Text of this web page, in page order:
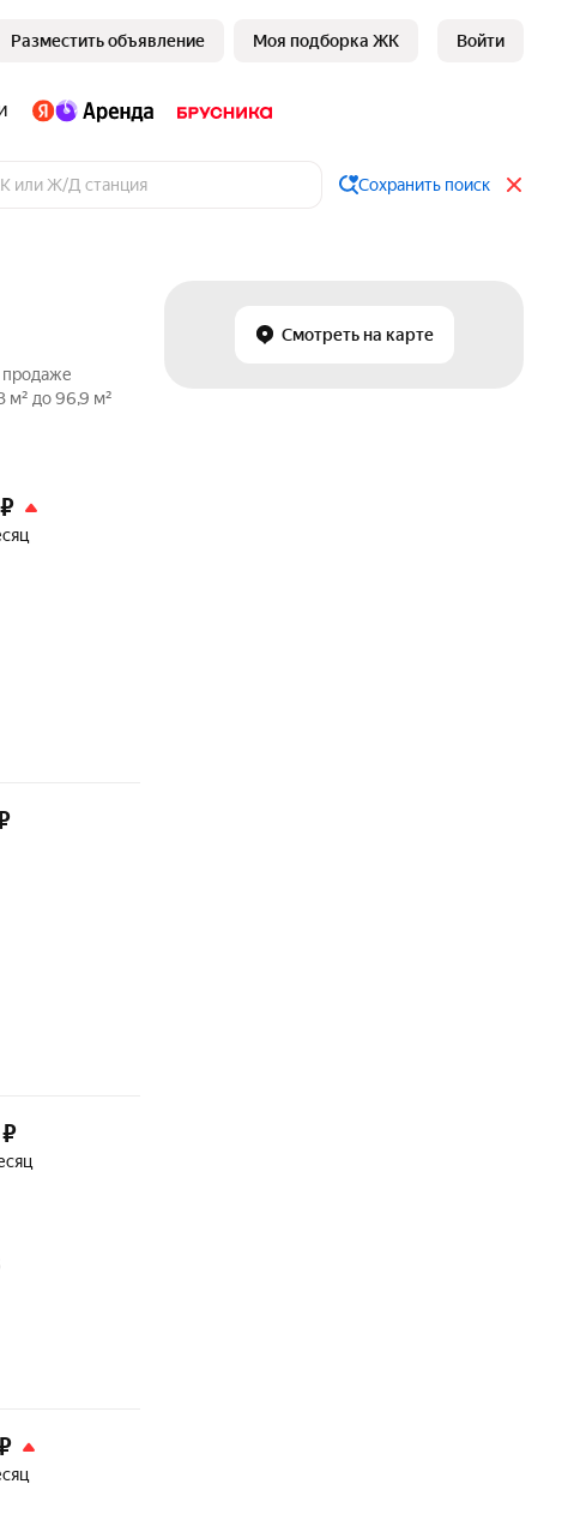
Разместить объявление Моя подборка ЖК Войти
Сохранить поиск
Смотреть на карте
продаже
м² до 96,9 м²
₽
₽